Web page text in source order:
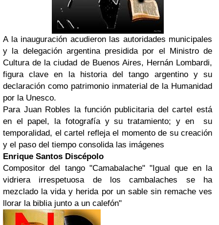
A la inauguración acudieron las autoridades municipales
y la delegación argentina presidida por el Ministro de
Cultura de la ciudad de Buenos Aires, Hernán Lombardi,
figura clave en la historia del tango argentino y su
declaración como patrimonio inmaterial de la Humanidad
por la Unesco.
Para Juan Robles la función publicitaria del cartel está
en el papel, la fotografía y su tratamiento; y en su
temporalidad, el cartel refleja el momento de su creación
y el paso del tiempo consolida las imágenes
Enrique Santos Discépolo
Compositor del tango "Camabalache""Igual que en la
vidriera irrespetuosa de los cambalaches se ha
mezclado la vida y herida por un sable sin remache ves
llorar la biblia junto a un calefón"